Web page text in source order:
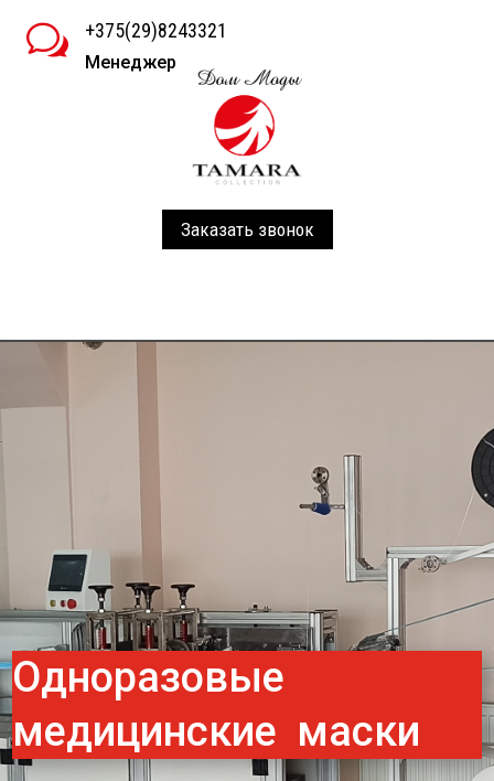
w +375(29)8243321
Менеджер
Заказать звонок
Одноразовые
медицинские маски